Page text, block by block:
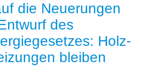
die Neuerungen
des
Holz-
bleiben